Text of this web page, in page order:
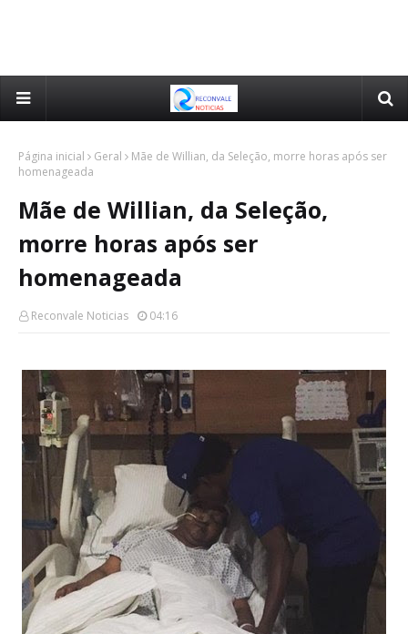
Página inicial Geral
Mãe de Willian, da Seleção, morre horas após ser
homenageada
Mãe de Willian, da Seleção,
morre horas após ser
homenageada
Reconvale Noticias 04:16